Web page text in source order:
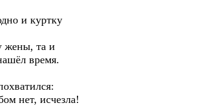
и куртку
жены, та и
время.
нет, исчезла!